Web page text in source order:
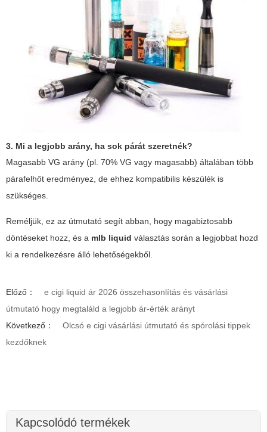
3. Mi a legjobb arány, ha sok párát szeretnék?
Magasabb VG arány (pl. 70% VG vagy magasabb) általában több
párafelhőt eredményez, de ehhez kompatibilis készülék is
szükséges.
Reméljük, ez az útmutató segít abban, hogy magabiztosabb
döntéseket hozz, és a mlb liquid választás során a legjobbat hozd
ki a rendelkezésre álló lehetőségekből.
Előző：
e cigi liquid ár 2026 összehasonlítás és vásárlási
útmutató hogy megtaláld a legjobb ár-érték arányt
Következő：
Olcsó e cigi vásárlási útmutató és spórolási tippek
kezdőknek
Kapcsolódó termékek